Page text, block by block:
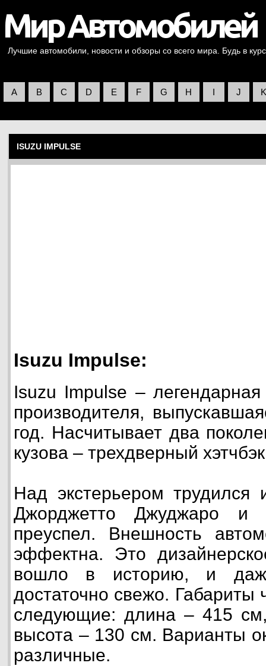
Лучшие автомобили, новости и обзоры со всего мира. Будь в
A B C D E F G H I J K
ISUZU IMPULSE
Isuzu Impulse:
Isuzu Impulse –
производителя,
год. Насчитывает два
кузова – трехдверный
Над экстерьером трудился
Джорджетто Джуджаро и
преуспел. Внешность
эффектна. Это
вошло в историю, и
достаточно свежо. Габариты
следующие: длина – 415
высота – 130 см. Варианты
различные.